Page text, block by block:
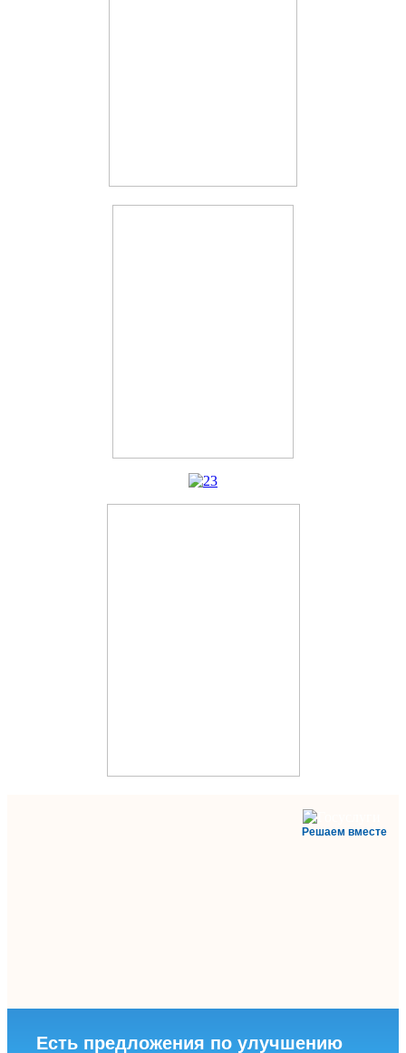
Решаем вместе
Есть предложения по улучшению